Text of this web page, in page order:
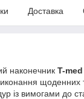
Доставка
наконечник T-
щоденних
із вимогами до